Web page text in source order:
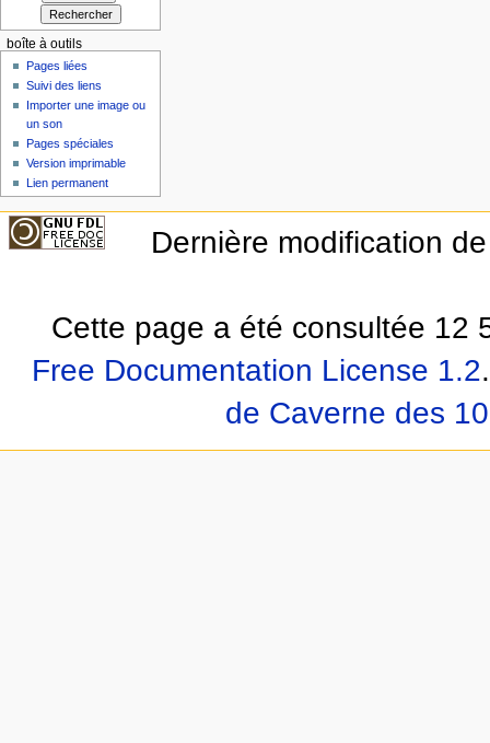
boîte à outils
Pages liées
Suivi des liens
Importer une image ou
un son
Pages spéciales
Version imprimable
Lien permanent
Dernière modification
Cette page a été consultée 12
Free Documentation License 1.2.
de Caverne des